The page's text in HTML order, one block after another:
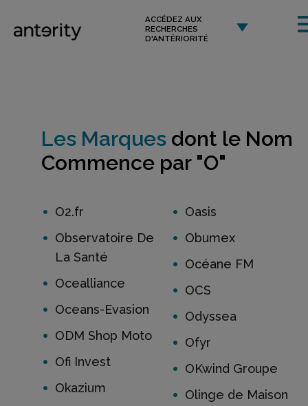
ACCÉDEZ AUX
RECHERCHES
D'ANTÉRIORITÉ
Les Marques dont le Nom
Commence par "O"
O2.fr
Observatoire De
La Santé
Ocealliance
Oceans-Evasion
ODM Shop Moto
Ofi Invest
Okazium
Oasis
Obumex
Océane FM
OCS
Odyssea
Ofyr
OKwind Groupe
Olinge de Maison